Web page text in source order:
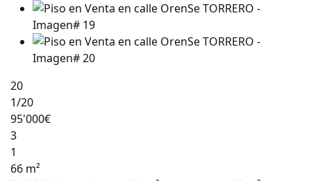
20
1/20
95'000€
3
1
66 m²